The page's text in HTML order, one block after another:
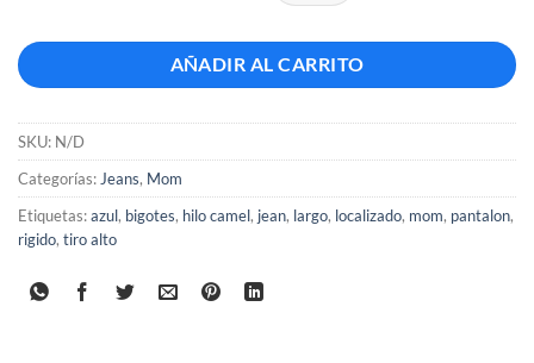
AÑADIR AL CARRITO
SKU: N/D
Categorías: Jeans, Mom
Etiquetas:azul, bigotes, hilo camel, jean, largo, localizado, mom, pantalon,
rigido, tiro alto